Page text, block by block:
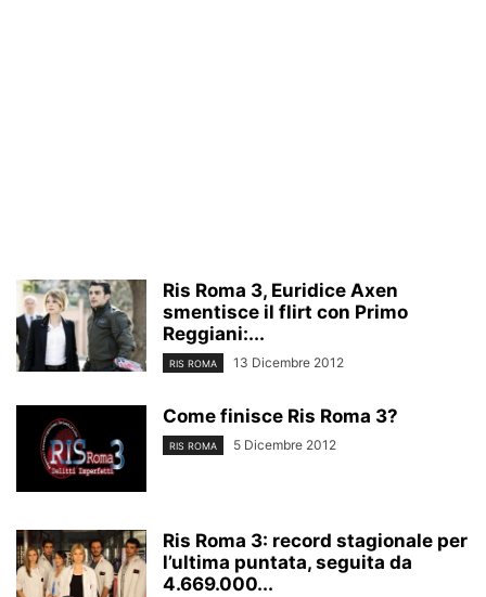
Ris Roma 3, Euridice Axen
smentisce il flirt con Primo
Reggiani:...
RIS ROMA 13 Dicembre 2012
Come finisce Ris Roma 3?
RIS ROMA 5 Dicembre 2012
Ris Roma 3: record stagionale per
l’ultima puntata, seguita da
4.669.000...